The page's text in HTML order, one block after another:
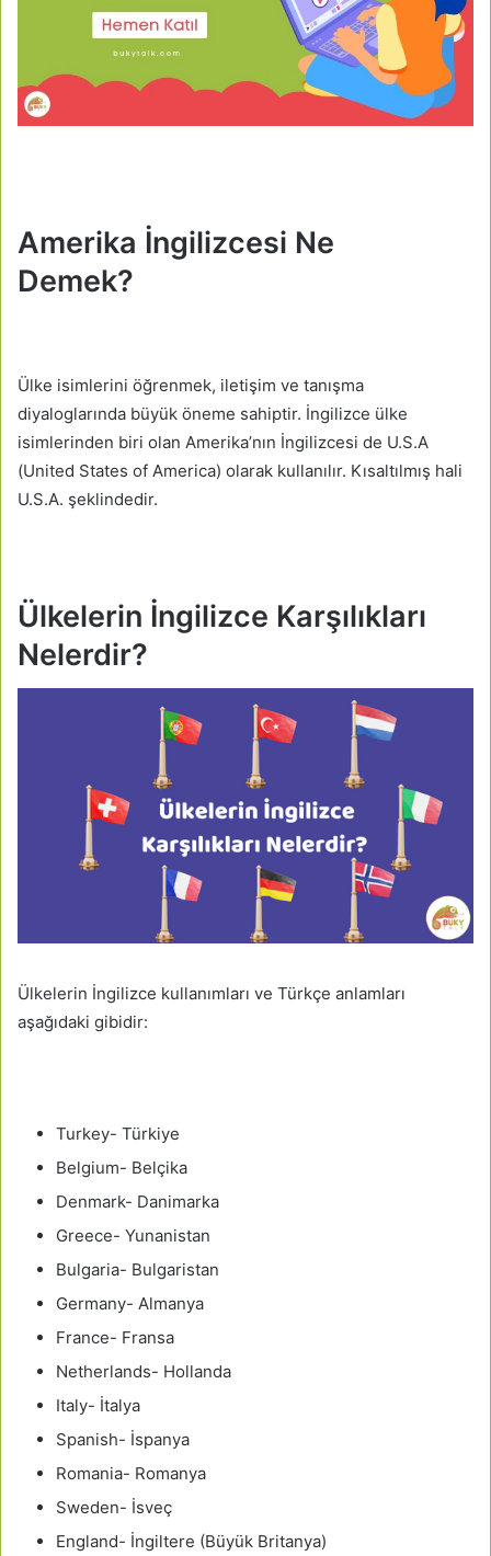
Amerika İngilizcesi Ne
Demek?
Ülke isimlerini öğrenmek, iletişim ve tanışma
diyaloglarında büyük öneme sahiptir. İngilizce ülke
isimlerinden biri olan Amerika’nın İngilizcesi de U.S.A
(United States of America) olarak kullanılır. Kısaltılmış hali
U.S.A. şeklindedir.
Ülkelerin İngilizce Karşılıkları
Nelerdir?
Ülkelerin İngilizce kullanımları ve Türkçe anlamları
aşağıdaki gibidir:
Turkey- Türkiye
Belgium- Belçika
Denmark- Danimarka
Greece- Yunanistan
Bulgaria- Bulgaristan
Germany- Almanya
France- Fransa
Netherlands- Hollanda
Italy- İtalya
Spanish- İspanya
Romania- Romanya
Sweden- İsveç
England- İngiltere (Büyük Britanya)